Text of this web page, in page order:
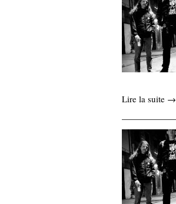
Lire la suite →